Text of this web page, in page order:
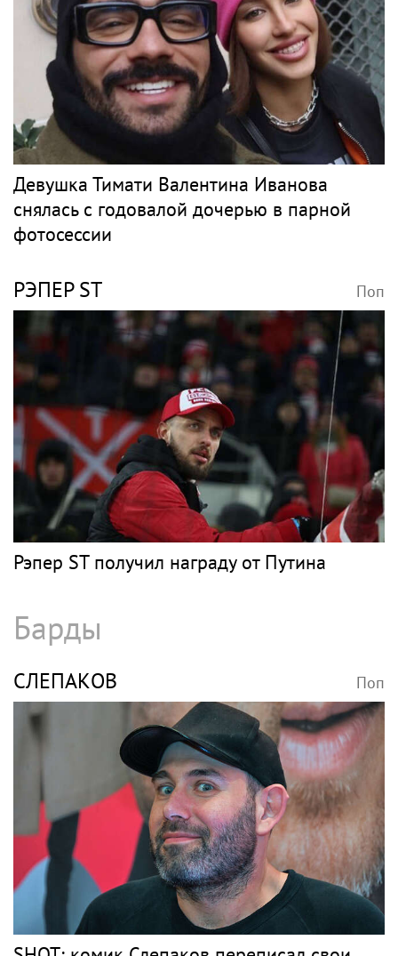
ЗЕМФИРА Поп
В России ликвидировали ИП певицы
Земфиры
Рэп
ТИМАТИ Поп
Девушка Тимати Валентина Иванова
снялась с годовалой дочерью в парной
фотосессии
РЭПЕР ST Поп